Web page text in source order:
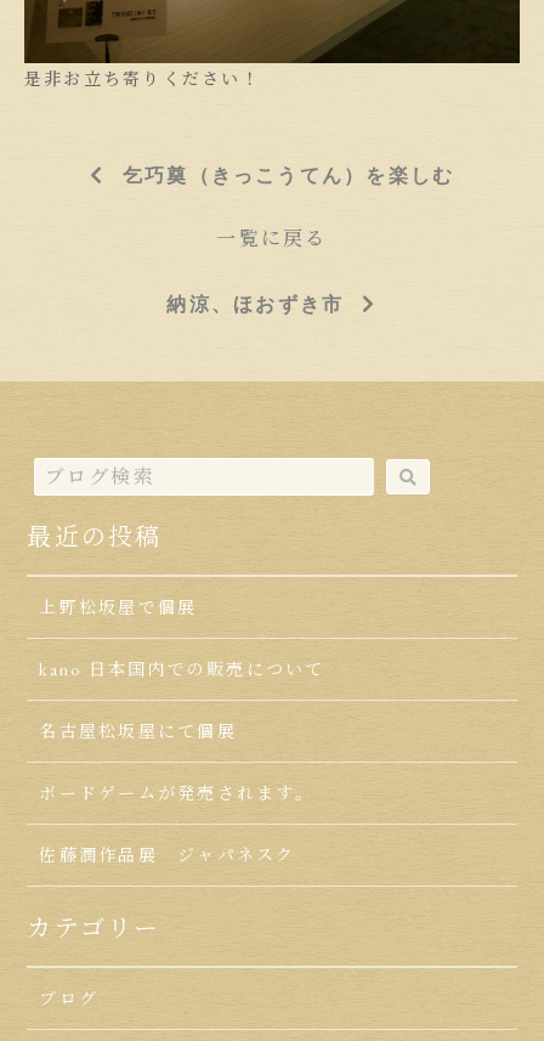
是非お立ち寄りください！
乞巧奠（きっこうてん）を楽しむ
一覧に戻る
納涼、ほおずき市
最近の投稿
上野松坂屋で個展
kano 日本国内での販売について
名古屋松坂屋にて個展
ボードゲームが発売されます。
佐藤潤作品展 ジャパネスク
カテゴリー
ブログ